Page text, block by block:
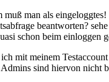
muß man als
beantworten?
schon beim einloggen
mit meinem
sind hiervon nicht